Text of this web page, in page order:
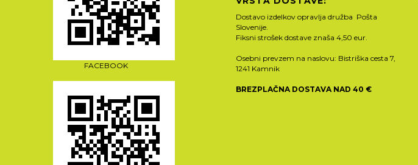
FACEBOOK
Dostavo izdelkov opravlja družba Pošta
Slovenije.
Fiksni strošek dostave znaša 4,50 eur.
Osebni prevzem na naslovu: Bistriška cesta 7,
1241 Kamnik
BREZPLAČNA DOSTAVA NAD 40 €